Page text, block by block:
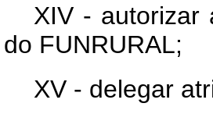
XIV - autorizar
do FUNRURAL;
XV - delegar